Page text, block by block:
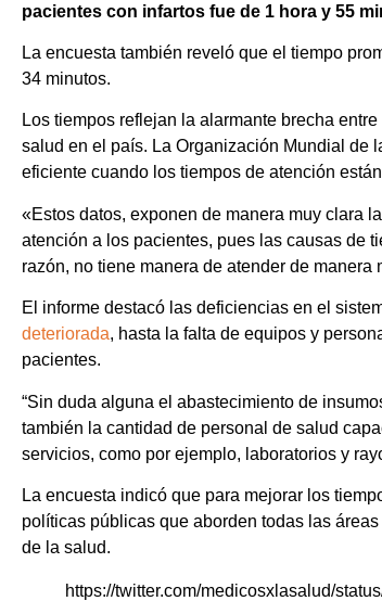
pacientes con infartos fue de 1 hora y 55
La encuesta también reveló que el tiempo
34 minutos.
Los tiempos reflejan la alarmante brecha
salud en el país. La Organización Mundial de
eficiente cuando los tiempos de atención
«Estos datos, exponen de manera muy clara
atención a los pacientes, pues las causas de
razón, no tiene manera de atender de
El informe destacó las deficiencias en el
deteriorada, hasta la falta de equipos y
pacientes.
“Sin duda alguna el abastecimiento de
también la cantidad de personal de salud
servicios, como por ejemplo, laboratorios y
La encuesta indicó que para mejorar los
políticas públicas que aborden todas las
de la salud.
https://twitter.com/medicosxlasalud/